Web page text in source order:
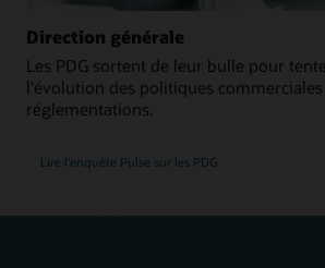
Direction générale
Les PDG sortent de leur bulle pour
l'évolution des politiques commerciales
réglementations.
Lire l'enquête Pulse sur les PDG